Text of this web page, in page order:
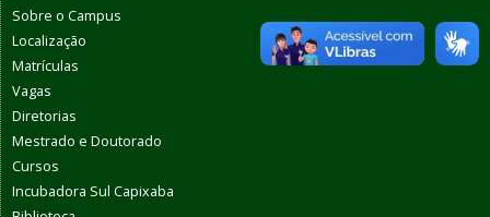
Sobre o Campus
Localização
Matrículas
Vagas
Diretorias
Mestrado e Doutorado
Cursos
Incubadora Sul Capixaba